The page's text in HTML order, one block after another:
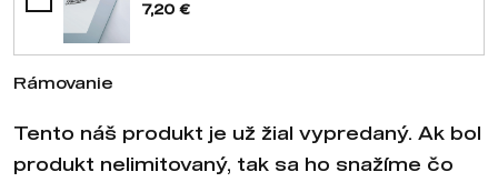
Rámovanie
7,20 €
Tento náš produkt je už žial vypredaný. Ak bol
produkt nelimitovaný, tak sa ho snažíme čo